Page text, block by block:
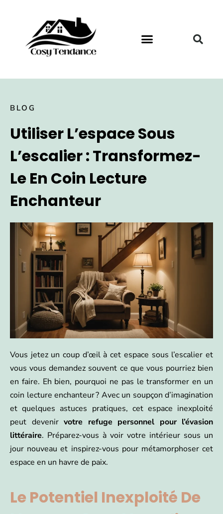
BLOG
Utiliser L’espace Sous
L’escalier : Transformez-
Le En Coin Lecture
Enchanteur
Vous jetez un coup d’œil à cet espace sous l’escalier et
vous vous demandez souvent ce que vous pourriez bien
en faire. Eh bien, pourquoi ne pas le transformer en un
coin lecture enchanteur ? Avec un soupçon d’imagination
et quelques astuces pratiques, cet espace inexploité
peut devenir votre refuge personnel pour l’évasion
littéraire. Préparez-vous à voir votre intérieur sous un
jour nouveau et inspirez-vous pour métamorphoser cet
espace en un havre de paix.
Le Potentiel Inexploité De